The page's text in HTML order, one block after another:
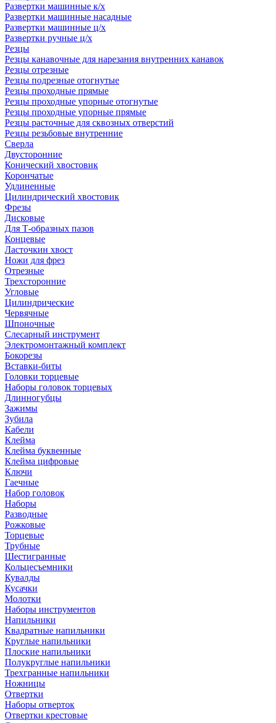
Развертки машинные к/х
Развертки машинные насадные
Развертки машинные ц/х
Развертки ручные ц/х
Резцы
Резцы канавочные для нарезания внутренних канавок
Резцы отрезные
Резцы подрезные отогнутые
Резцы проходные прямые
Резцы проходные упорные отогнутые
Резцы проходные упорные прямые
Резцы расточные для сквозных отверстий
Резцы резьбовые внутренние
Сверла
Двусторонние
Конический хвостовик
Корончатые
Удлиненные
Цилиндрический хвостовик
Фрезы
Дисковые
Для Т-образных пазов
Концевые
Ласточкин хвост
Ножи для фрез
Отрезные
Трехсторонние
Угловые
Цилиндрические
Червячные
Шпоночные
Слесарный инструмент
Электромонтажный комплект
Бокорезы
Вставки-биты
Головки торцевые
Наборы головок торцевых
Длинногубцы
Зажимы
Зубила
Кабели
Клейма
Клейма буквенные
Клейма цифровые
Ключи
Гаечные
Набор головок
Наборы
Разводные
Рожковые
Торцевые
Трубные
Шестигранные
Кольцесъемники
Кувалды
Кусачки
Молотки
Наборы инструментов
Напильники
Квадратные напильники
Круглые напильники
Плоские напильники
Полукруглые напильники
Трехгранные напильники
Ножницы
Отвертки
Наборы отверток
Отвертки крестовые